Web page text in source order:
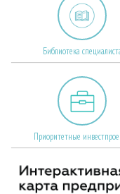
Библиотека
Приоритетные